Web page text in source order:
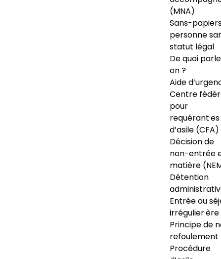
(MNA)
Sans-
personne
statut légal
De quoi
on ?
Aide
Centre
pour
requérant·es
d’asile (CFA)
Décision de
non-entrée
matière
Détention
Entrée ou
irrégulier·ère
Principe de
refoulement
Procédure